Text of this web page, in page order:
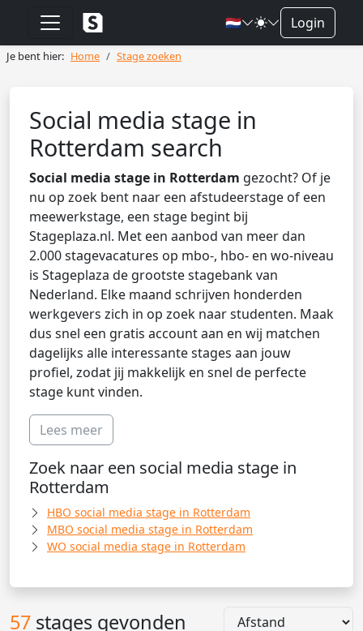
🇳🇱 Login
Je bent hier: Home Stage zoeken
Social media stage in
Rotterdam search
Social media stage in Rotterdam gezocht? Of je
nu op zoek bent naar een afstudeerstage of een
meewerkstage, een stage begint bij
Stageplaza.nl. Met een aanbod van meer dan
2.000 stagevacatures op mbo-, hbo- en wo-niveau
is Stageplaza de grootste stagebank van
Nederland. Elke maand schrijven honderden
werkgevers zich in op zoek naar studenten. Maak
dus snel een gratis account aan en wij matchen
dagelijks alle interessante stages aan jouw
profiel, zodat jij makkelijk en snel de perfecte
stage kunt vinden.
Lees meer
Zoek naar een social media stage in
Rotterdam
HBO social media stage in Rotterdam
MBO social media stage in Rotterdam
WO social media stage in Rotterdam
57 stages gevonden